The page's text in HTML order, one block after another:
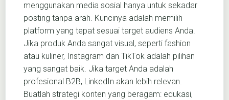
menggunakan media sosial hanya untuk sekadar
posting tanpa arah. Kuncinya adalah memilih
platform yang tepat sesuai target audiens Anda.
Jika produk Anda sangat visual, seperti fashion
atau kuliner, Instagram dan TikTok adalah pilihan
yang sangat baik. Jika target Anda adalah
profesional B2B, LinkedIn akan lebih relevan.
Buatlah strategi konten yang beragam: edukasi,